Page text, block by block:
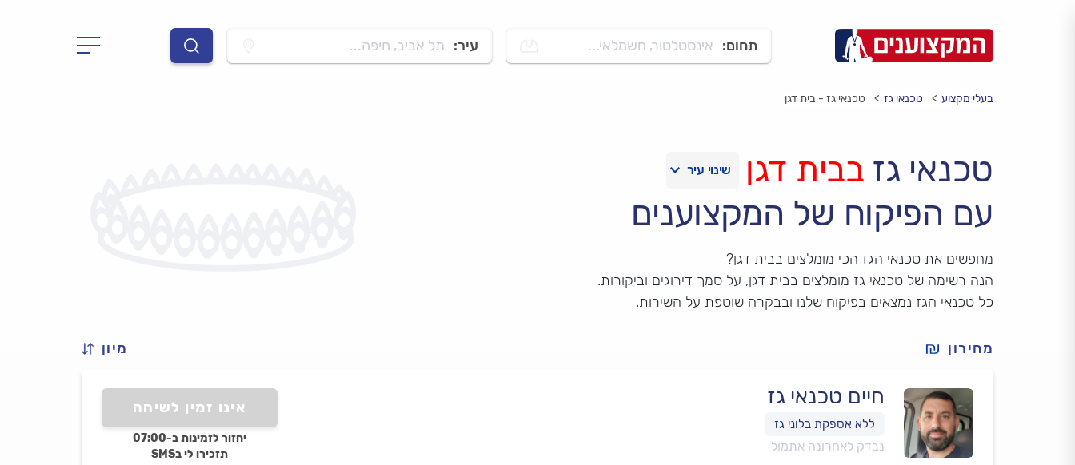
תחום: אינסטלטור, חשמלאי... עיר: תל אביב, חיפה...
בעלי מקצוע טכנאי גז טכנאי גז - בית דגן
טכנאי גז בבית דגן
עם הפיקוח של המקצוענים
מחפשים את טכנאי הגז הכי מומלצים בבית דגן?
הנה רשימה של טכנאי גז מומלצים בבית דגן, על סמך דירוגים וביקורות.
כל טכנאי הגז נמצאים בפיקוח שלנו ובבקרה שוטפת על השירות.
מחירון מיון
חיים טכנאי גז
נבדק לאחרונה אתמול
אינו זמין לשיחה
יחזור לזמינות ב-07:00
תזכירו לי בSMS